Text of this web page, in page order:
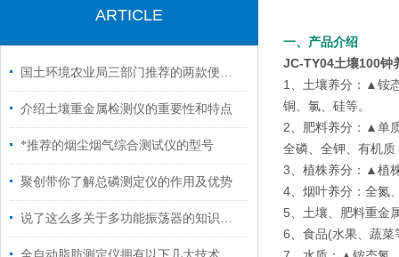
ARTICLE
国土环境农业局三部门推荐的两款便携土壤重金属检测仪的检测方法和使用技巧
介绍土壤重金属检测仪的重要性和特点
*推荐的烟尘烟气综合测试仪的型号
聚创带你了解总磷测定仪的作用及优势
说了这么多关于多功能振荡器的知识，你都清楚了吗？
一、产品介绍
JC-TY04土壤100钟
1、土壤养分：▲铵
铜、氯、硅等。
2、肥料养分：▲单
全磷、全钾、有机
3、植株养分：▲植
4、烟叶养分：全氮
5、土壤、肥料重金
6、食品(水果、蔬